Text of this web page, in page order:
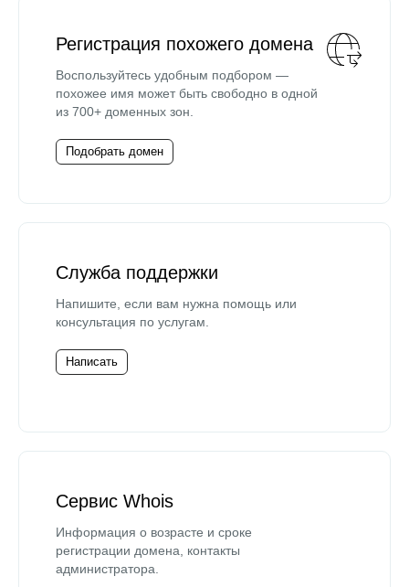
Регистрация похожего домена
Воспользуйтесь удобным подбором —
похожее имя может быть свободно в одной
из 700+ доменных зон.
Подобрать домен
Служба поддержки
Напишите, если вам нужна помощь или
консультация по услугам.
Написать
Сервис Whois
Информация о возрасте и сроке
регистрации домена, контакты
администратора.